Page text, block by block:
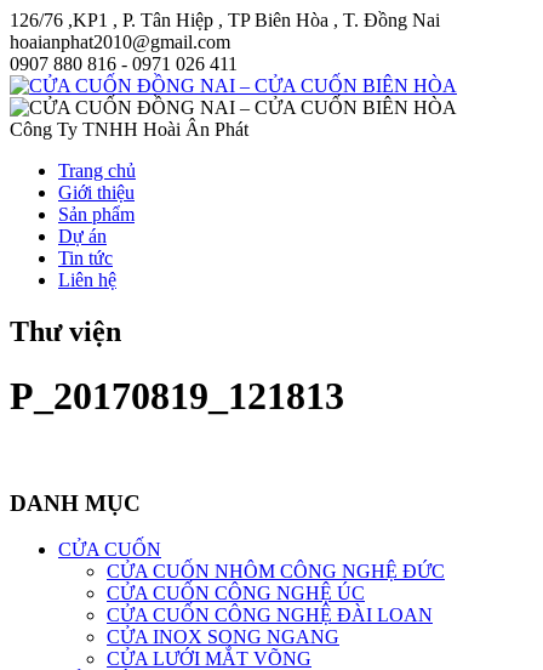
126/76 ,KP1 , P. Tân Hiệp , TP Biên Hòa , T. Đồng Nai
hoaianphat2010@gmail.com
0907 880 816 - 0971 026 411
Công Ty TNHH Hoài Ân Phát
Trang chủ
Giới thiệu
Sản phẩm
Dự án
Tin tức
Liên hệ
Thư viện
P_20170819_121813
DANH MỤC
CỬA CUỐN
CỬA CUỐN NHÔM CÔNG NGHỆ ĐỨC
CỬA CUỐN CÔNG NGHỆ ÚC
CỬA CUỐN CÔNG NGHỆ ĐÀI LOAN
CỬA INOX SONG NGANG
CỬA LƯỚI MẮT VÕNG